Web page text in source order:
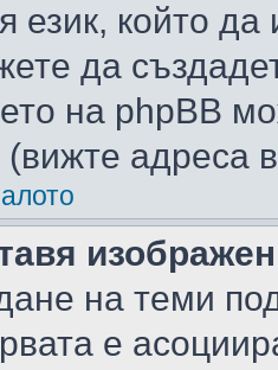
който да
да
на phpBB
адреса
на теми
е